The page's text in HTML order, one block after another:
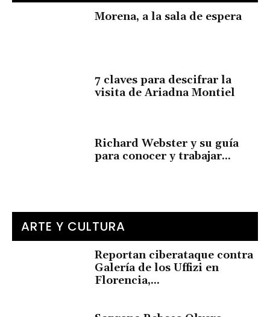
Morena, a la sala de espera
7 claves para descifrar la
visita de Ariadna Montiel
Richard Webster y su guía
para conocer y trabajar...
ARTE Y CULTURA
Reportan ciberataque contra
Galería de los Uffizi en
Florencia,...